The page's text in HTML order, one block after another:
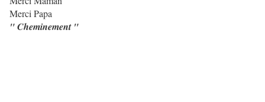
Merci Papa
" Cheminement "